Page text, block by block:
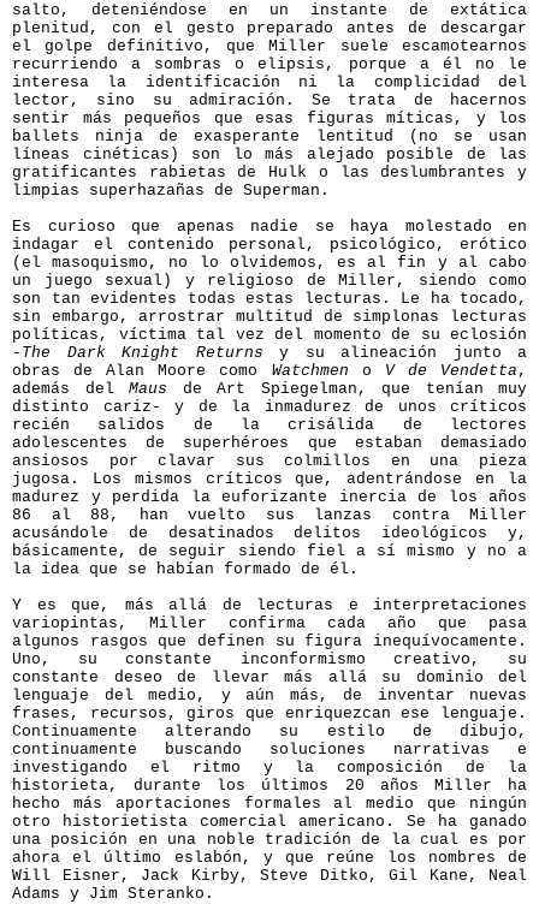
salto, deteniéndose en un instante de extática
plenitud, con el gesto preparado antes de descargar
el golpe definitivo, que Miller suele escamotearnos
recurriendo a sombras o elipsis, porque a él no le
interesa la identificación ni la complicidad del
lector, sino su admiración. Se trata de hacernos
sentir más pequeños que esas figuras míticas, y los
ballets ninja de exasperante lentitud (no se usan
líneas cinéticas) son lo más alejado posible de las
gratificantes rabietas de Hulk o las deslumbrantes y
limpias superhazañas de Superman.
Es curioso que apenas nadie se haya molestado en
indagar el contenido personal, psicológico, erótico
(el masoquismo, no lo olvidemos, es al fin y al cabo
un juego sexual) y religioso de Miller, siendo como
son tan evidentes todas estas lecturas. Le ha tocado,
sin embargo, arrostrar multitud de simplonas lecturas
políticas, víctima tal vez del momento de su eclosión
- The Dark Knight Returns y su alineación junto a
obras de Alan Moore como Watchmen o V de Vendetta ,
además del Maus de Art Spiegelman, que tenían muy
distinto cariz- y de la inmadurez de unos críticos
recién salidos de la crisálida de lectores
adolescentes de superhéroes que estaban demasiado
ansiosos por clavar sus colmillos en una pieza
jugosa. Los mismos críticos que, adentrándose en la
madurez y perdida la euforizante inercia de los años
86 al 88, han vuelto sus lanzas contra Miller
acusándole de desatinados delitos ideológicos y,
básicamente, de seguir siendo fiel a sí mismo y no a
la idea que se habían formado de él.
Y es que, más allá de lecturas e interpretaciones
variopintas, Miller confirma cada año que pasa
algunos rasgos que definen su figura inequívocamente.
Uno, su constante inconformismo creativo, su
constante deseo de llevar más allá su dominio del
lenguaje del medio, y aún más, de inventar nuevas
frases, recursos, giros que enriquezcan ese lenguaje.
Continuamente alterando su estilo de dibujo,
continuamente buscando soluciones narrativas e
investigando el ritmo y la composición de la
historieta, durante los últimos 20 años Miller ha
hecho más aportaciones formales al medio que ningún
otro historietista comercial americano. Se ha ganado
una posición en una noble tradición de la cual es por
ahora el último eslabón, y que reúne los nombres de
Will Eisner, Jack Kirby, Steve Ditko, Gil Kane, Neal
Adams y Jim Steranko.